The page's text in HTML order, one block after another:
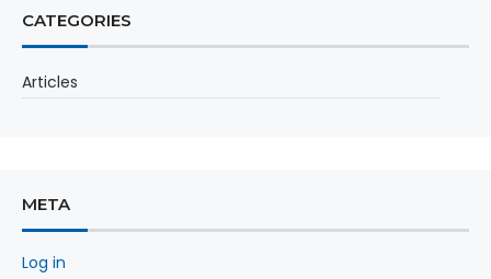
CATEGORIES
Articles
META
Log in